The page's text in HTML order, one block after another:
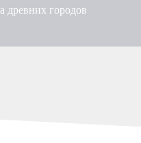
древних городов